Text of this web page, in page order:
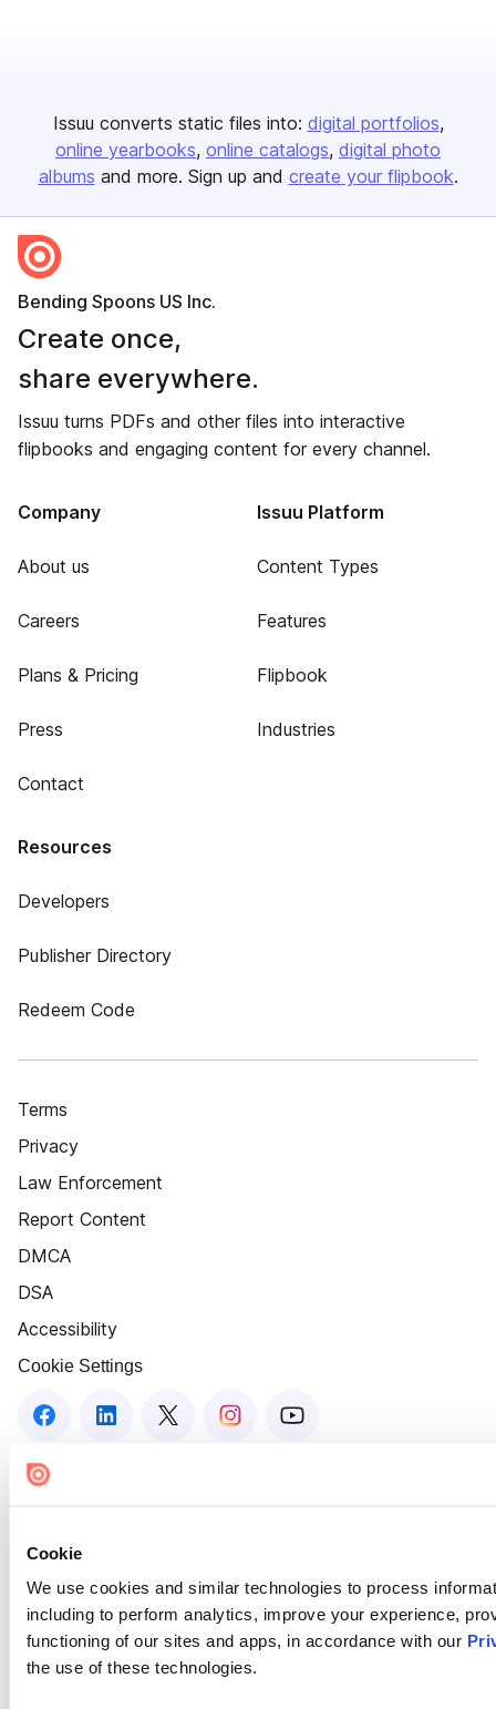
Cookie
We use cookies and similar technologies to process
including to perform analytics, improve your experience,
functioning of our sites and apps, in accordance with our
the use of these technologies.
Issuu converts static files into: digital portfolios
online yearbooks online catalogs digital photo
albums and more. Sign up and create your flipbook.
Bending Spoons US Inc.
Create once,
share everywhere.
Issuu turns PDFs and other files into interactive
flipbooks and engaging content for every channel.
Company
About us
Careers
Plans & Pricing
Press
Contact
Issuu Platform
Content Types
Features
Flipbook
Industries
Resources
Developers
Publisher Directory
Redeem Code
Terms
Privacy
Law Enforcement
Report Content
DMCA
DSA
Accessibility
Cookie Settings